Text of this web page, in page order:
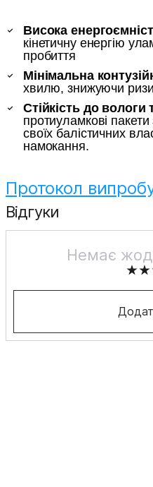
Висока
кінетичну енергію
пробиття
Мінімальна
хвилю, знижуючи
Стійкість до вологи
протиуламкові
своїх балістичних
намокання.
Протокол
Відгуки
Немає